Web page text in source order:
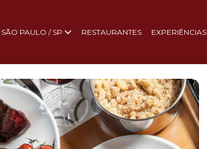
SÃO PAULO / SP RESTAURANTES EXPERIÊNCIAS